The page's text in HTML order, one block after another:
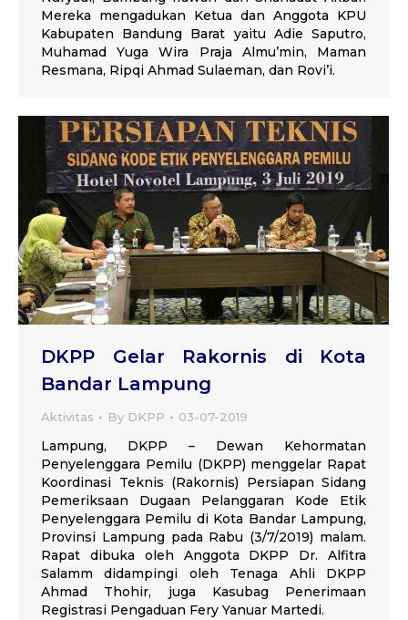
Mereka mengadukan Ketua dan Anggota KPU
Kabupaten Bandung Barat yaitu Adie Saputro,
Muhamad Yuga Wira Praja Almu’min, Maman
Resmana, Ripqi Ahmad Sulaeman, dan Rovi’i.
DKPP Gelar Rakornis di Kota
Bandar Lampung
Aktivitas By DKPP 03-07-2019
Lampung, DKPP – Dewan Kehormatan
Penyelenggara Pemilu (DKPP) menggelar Rapat
Koordinasi Teknis (Rakornis) Persiapan Sidang
Pemeriksaan Dugaan Pelanggaran Kode Etik
Penyelenggara Pemilu di Kota Bandar Lampung,
Provinsi Lampung pada Rabu (3/7/2019) malam.
Rapat dibuka oleh Anggota DKPP Dr. Alfitra
Salamm didampingi oleh Tenaga Ahli DKPP
Ahmad Thohir, juga Kasubag Penerimaan
Registrasi Pengaduan Fery Yanuar Martedi.